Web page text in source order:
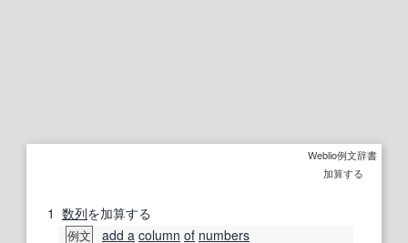
Weblio例文辞書
加算する
1 数列を加算する
例文 add a column of numbers